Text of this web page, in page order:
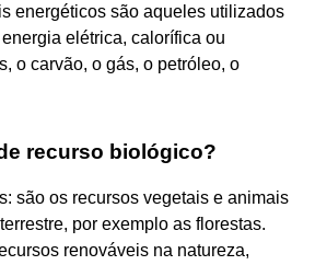
energéticos são aqueles utilizados
elétrica, calorífica ou
o carvão, o gás, o petróleo, o
recurso biológico?
são os recursos vegetais e animais
por exemplo as florestas.
renováveis na natureza,